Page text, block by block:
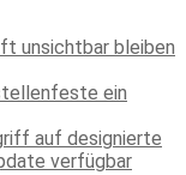
unsichtbar bleiben
ein
auf designierte
verfügbar